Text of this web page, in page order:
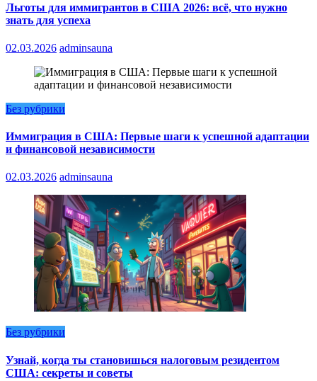
Льготы для иммигрантов в США 2026: всё, что нужно
знать для успеха
02.03.2026 adminsauna
Без рубрики
Иммиграция в США: Первые шаги к успешной адаптации
и финансовой независимости
02.03.2026 adminsauna
Без рубрики
Узнай, когда ты становишься налоговым резидентом
США: секреты и советы